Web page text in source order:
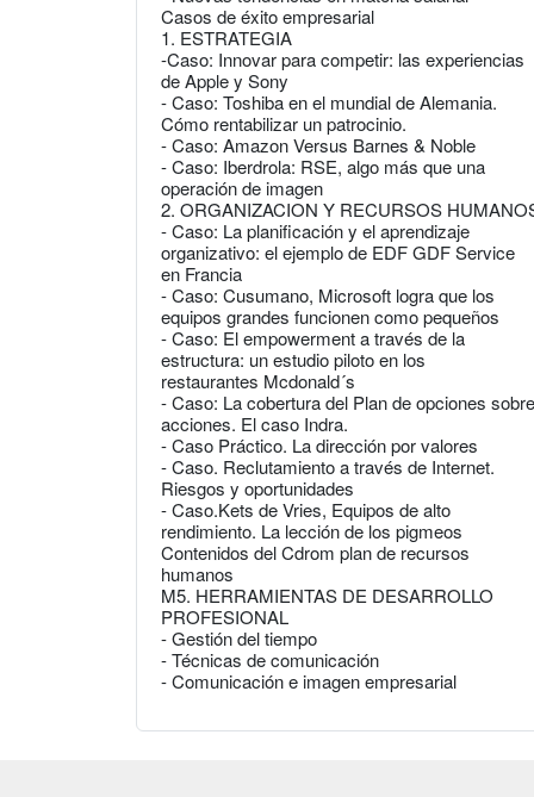
Casos de éxito empresarial
1. ESTRATEGIA
-Caso: Innovar para competir: las experiencias
de Apple y Sony
- Caso: Toshiba en el mundial de Alemania.
Cómo rentabilizar un patrocinio.
- Caso: Amazon Versus Barnes & Noble
- Caso: Iberdrola: RSE, algo más que una
operación de imagen
2. ORGANIZACION Y RECURSOS
- Caso: La planificación y el aprendizaje
organizativo: el ejemplo de EDF GDF Service
en Francia
- Caso: Cusumano, Microsoft logra que los
equipos grandes funcionen como pequeños
- Caso: El empowerment a través de la
estructura: un estudio piloto en los
restaurantes Mcdonald´s
- Caso: La cobertura del Plan de opciones sobre
acciones. El caso Indra.
- Caso Práctico. La dirección por valores
- Caso. Reclutamiento a través de Internet.
Riesgos y oportunidades
- Caso.Kets de Vries, Equipos de alto
rendimiento. La lección de los pigmeos
Contenidos del Cdrom plan de recursos
humanos
M5. HERRAMIENTAS DE DESARROLLO
PROFESIONAL
- Gestión del tiempo
- Técnicas de comunicación
- Comunicación e imagen empresarial